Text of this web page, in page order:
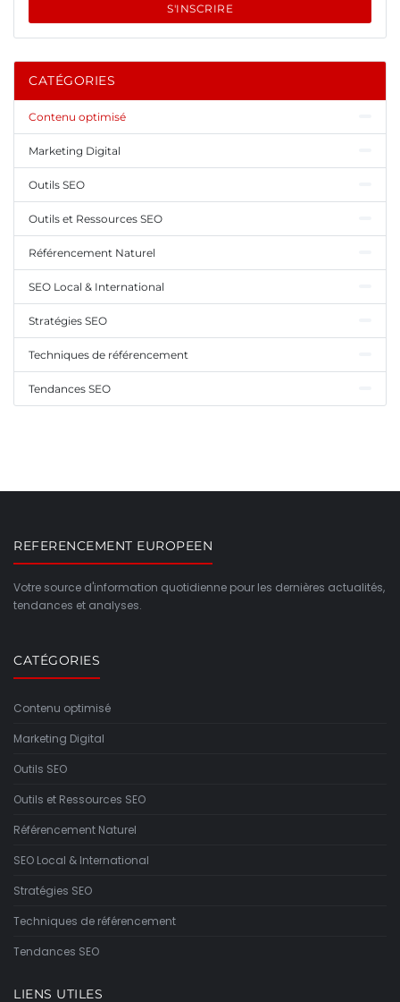
S'INSCRIRE
CATÉGORIES
Contenu optimisé
Marketing Digital
Outils SEO
Outils et Ressources SEO
Référencement Naturel
SEO Local & International
Stratégies SEO
Techniques de référencement
Tendances SEO
REFERENCEMENT EUROPEEN
Votre source d'information quotidienne pour les dernières actualités,
tendances et analyses.
CATÉGORIES
Contenu optimisé
Marketing Digital
Outils SEO
Outils et Ressources SEO
Référencement Naturel
SEO Local & International
Stratégies SEO
Techniques de référencement
Tendances SEO
LIENS UTILES